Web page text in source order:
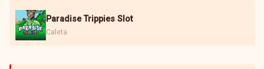
Paradise Trippies Slot
Caleta